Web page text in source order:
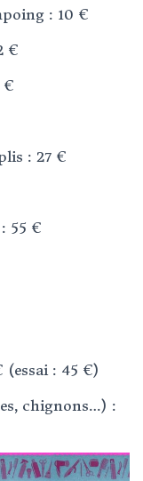
: 10 €
€
€
: 27 €
55 €
: 45 €)
chignons…) :